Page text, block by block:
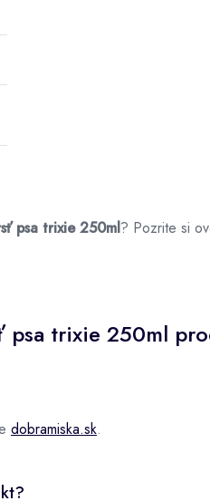
psa trixie 250ml? Pozrite si
psa trixie 250ml
dobramiska.sk.